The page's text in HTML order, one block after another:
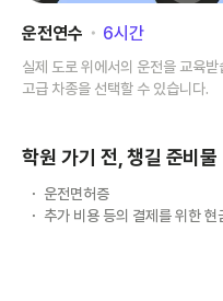
운전연수 ･ 6시간
실제 도로 위에서의 운전을 교육
고급 차종을 선택할 수 있습니다.
학원 가기 전, 챙길 준비물
운전면허증
추가 비용 등의 결제를 위한 현